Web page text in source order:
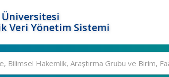
Veri Yönetim Sistemi